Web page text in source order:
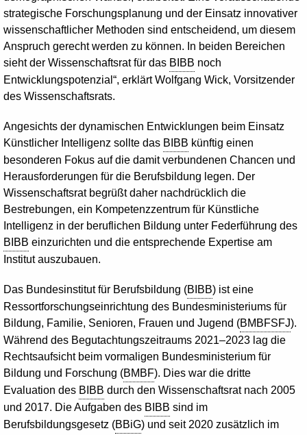
strategische Forschungsplanung und der Einsatz innovativer
wissenschaftlicher Methoden sind entscheidend, um diesem
Anspruch gerecht werden zu können. In beiden Bereichen
sieht der Wissenschaftsrat für das BIBB noch
Entwicklungspotenzial“, erklärt Wolfgang Wick, Vorsitzender
des Wissenschaftsrats.
Angesichts der dynamischen Entwicklungen beim Einsatz
Künstlicher Intelligenz sollte das BIBB künftig einen
besonderen Fokus auf die damit verbundenen Chancen und
Herausforderungen für die Berufsbildung legen. Der
Wissenschaftsrat begrüßt daher nachdrücklich die
Bestrebungen, ein Kompetenzzentrum für Künstliche
Intelligenz in der beruflichen Bildung unter Federführung des
BIBB einzurichten und die entsprechende Expertise am
Institut auszubauen.
Das Bundesinstitut für Berufsbildung (BIBB) ist eine
Ressortforschungseinrichtung des Bundesministeriums für
Bildung, Familie, Senioren, Frauen und Jugend (BMBFSFJ).
Während des Begutachtungszeitraums 2021–2023 lag die
Rechtsaufsicht beim vormaligen Bundesministerium für
Bildung und Forschung (BMBF). Dies war die dritte
Evaluation des BIBB durch den Wissenschaftsrat nach 2005
und 2017. Die Aufgaben des BIBB sind im
Berufsbildungsgesetz (BBiG) und seit 2020 zusätzlich im